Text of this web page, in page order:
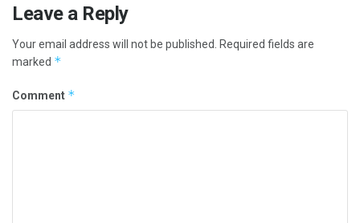
Leave a Reply
Your email address will not be published.
Required fields are
marked *
Comment *